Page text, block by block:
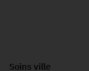
Soins ville